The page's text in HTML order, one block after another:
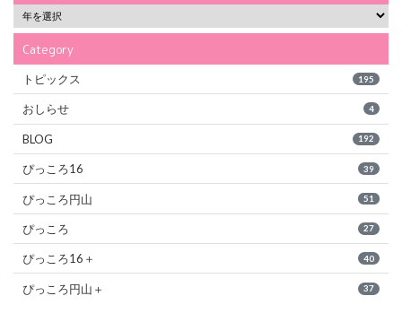
Category
トピックス 195
おしらせ 4
BLOG 192
ぴっころ16 39
ぴっころ円山 51
ぴっころ 27
ぴっころ16＋ 40
ぴっころ円山＋ 37